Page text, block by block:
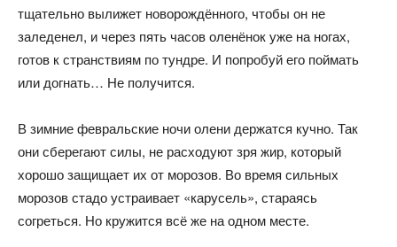
тщательно вылижет новорождённого, чтобы он не
заледенел, и через пять часов оленёнок уже на ногах,
готов к странствиям по тундре. И попробуй его поймать
или догнать… Не получится.
В зимние февральские ночи олени держатся кучно. Так
они сберегают силы, не расходуют зря жир, который
хорошо защищает их от морозов. Во время сильных
морозов стадо устраивает «карусель», стараясь
согреться. Но кружится всё же на одном месте.